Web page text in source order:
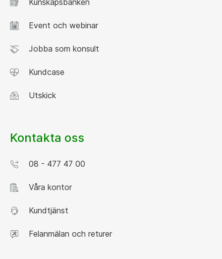
Event och webinar
Jobba som konsult
Kundcase
Utskick
Kontakta oss
08 - 477 47 00
Våra kontor
Kundtjänst
Felanmälan och returer